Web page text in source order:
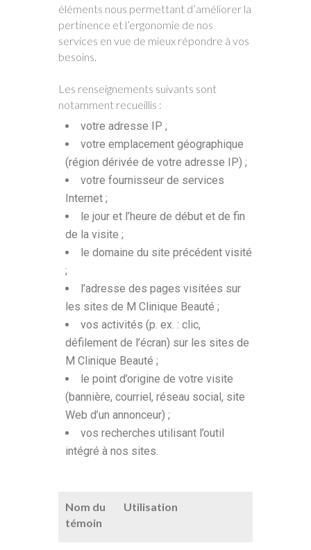
éléments nous permettant d’améliorer la
pertinence et l’ergonomie de nos
services en vue de mieux répondre à vos
besoins.
Les renseignements suivants sont
notamment recueillis :
votre adresse IP ;
votre emplacement géographique
(région dérivée de votre adresse IP) ;
votre fournisseur de services
Internet ;
le jour et l’heure de début et de fin
de la visite ;
le domaine du site précédent visité
;
l’adresse des pages visitées sur
les sites de M Clinique Beauté ;
vos activités (p. ex. : clic,
défilement de l’écran) sur les sites de
M Clinique Beauté ;
le point d’origine de votre visite
(bannière, courriel, réseau social, site
Web d’un annonceur) ;
vos recherches utilisant l’outil
intégré à nos sites.
Nom du
témoin
Utilisation